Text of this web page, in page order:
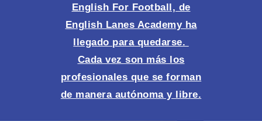
English For Football, de
English Lanes Academy ha
llegado para quedarse.
Cada vez son más los
profesionales que se forman
de manera autónoma y libre.